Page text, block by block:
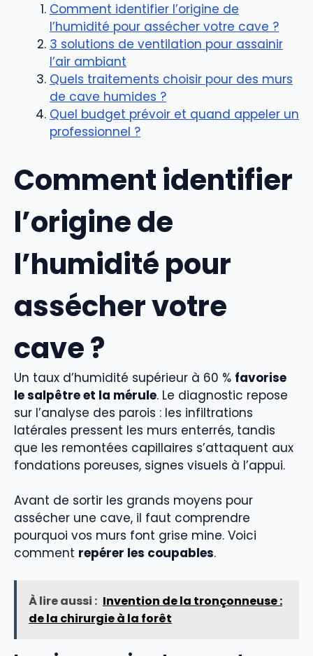
Comment identifier l’origine de
l’humidité pour assécher votre cave ?
3 solutions de ventilation pour assainir
l’air ambiant
Quels traitements choisir pour des murs
de cave humides ?
Quel budget prévoir et quand appeler un
professionnel ?
Comment identifier
l’origine de
l’humidité pour
assécher votre
cave ?
Un taux d’humidité supérieur à 60 % favorise
le salpêtre et la mérule. Le diagnostic repose
sur l’analyse des parois : les infiltrations
latérales pressent les murs enterrés, tandis
que les remontées capillaires s’attaquent aux
fondations poreuses, signes visuels à l’appui.
Avant de sortir les grands moyens pour
assécher une cave, il faut comprendre
pourquoi vos murs font grise mine. Voici
comment repérer les coupables.
À lire aussi : Invention de la tronçonneuse :
de la chirurgie à la forêt